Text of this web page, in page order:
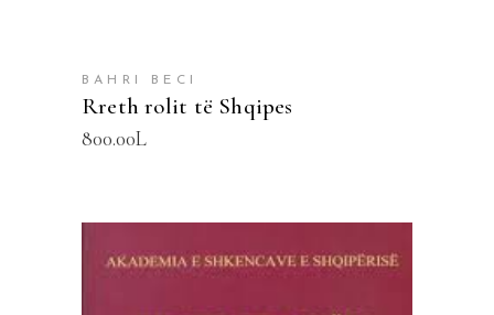
BAHRI BECI
Rreth rolit të Shqipes
800.00L